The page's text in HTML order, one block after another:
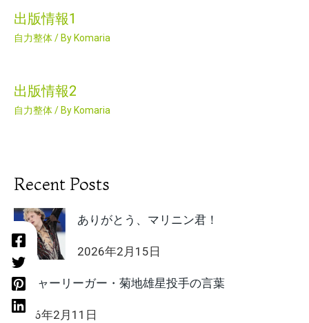
出版情報1
自力整体/ By Komaria
出版情報2
自力整体/ By Komaria
Recent Posts
ありがとう、マリニン君！
2026年2月15日
メジャーリーガー・菊地雄星投手の言葉
2026年2月11日